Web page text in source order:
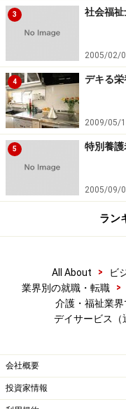
3 社会福祉
2005/02/
4 デキる
2009/05/
5 特別養
2005/09/
ラン
All About > ビ
業界別の就職・転職
>
介護・福祉業
デイサービス（
会社概要
投資家情報